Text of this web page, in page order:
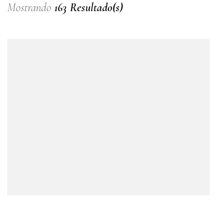
Mostrando 163 Resultado(s)